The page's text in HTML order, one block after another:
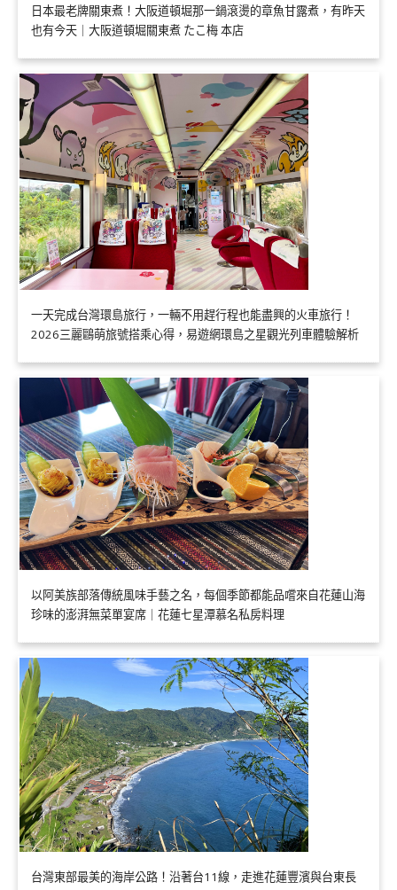
日本最老牌關東煮！大阪道頓堀那一鍋滾燙的章魚甘露煮，有昨天
也有今天｜大阪道頓堀關東煮 たこ梅 本店
一天完成台灣環島旅行，一輛不用趕行程也能盡興的火車旅行！
2026三麗鷗萌旅號搭乘心得，易遊網環島之星觀光列車體驗解析
以阿美族部落傳統風味手藝之名，每個季節都能品嚐來自花蓮山海
珍味的澎湃無菜單宴席｜花蓮七星潭慕名私房料理
台灣東部最美的海岸公路！沿著台11線，走進花蓮豐濱與台東長